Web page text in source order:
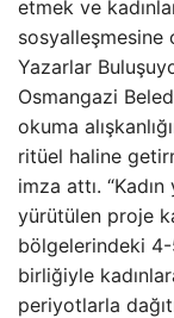
etmek ve
sosyalleşmesine
Yazarlar
Osmangazi
okuma
ritüel haline
imza attı.
yürütülen proje
bölgelerindeki 4-
birliğiyle
periyotlarla